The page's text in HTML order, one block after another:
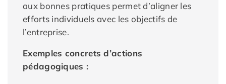
aux bonnes pratiques permet d’aligner les
efforts individuels avec les objectifs de
l’entreprise.
Exemples concrets d’actions
pédagogiques :